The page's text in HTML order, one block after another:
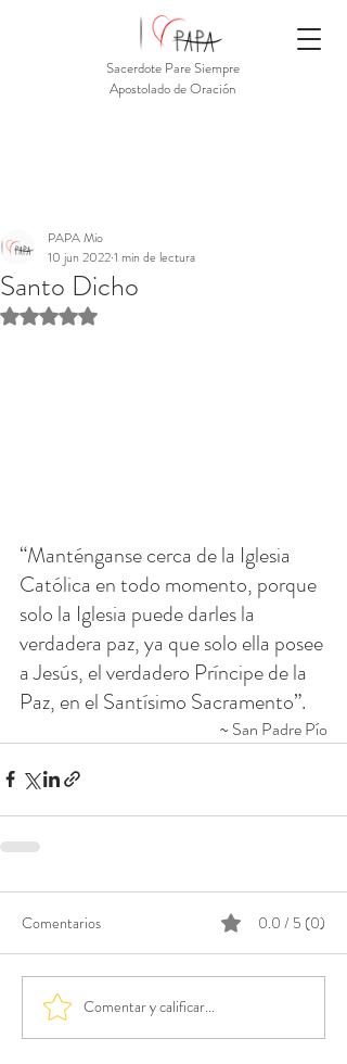
Sacerdote Pare Siempre
Apostolado de Oración
Santo Dicho
PAPA Mio
10 jun 20221 min de lectura
Obtuvo NaN de 5 estrellas.
“Manténganse cerca de la Iglesia
Católica en todo momento, porque
solo la Iglesia puede darles la
verdadera paz, ya que solo ella posee
a Jesús, el verdadero Príncipe de la
Paz, en el Santísimo Sacramento”.
~ San Padre Pío
Comentarios 0.0 / 5 (0)
Comentar y calificar...